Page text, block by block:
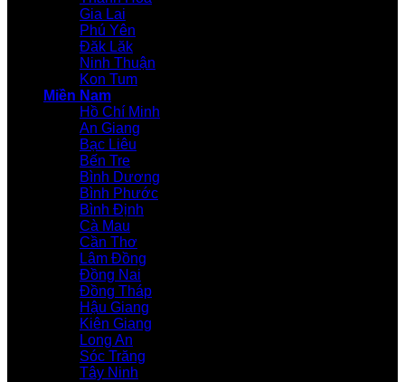
Gia Lai
Phú Yên
Đăk Lăk
Ninh Thuận
Kon Tum
Miền Nam
Hồ Chí Minh
An Giang
Bạc Liêu
Bến Tre
Bình Dương
Bình Phước
Bình Định
Cà Mau
Cần Thơ
Lâm Đồng
Đồng Nai
Đồng Tháp
Hậu Giang
Kiên Giang
Long An
Sóc Trăng
Tây Ninh